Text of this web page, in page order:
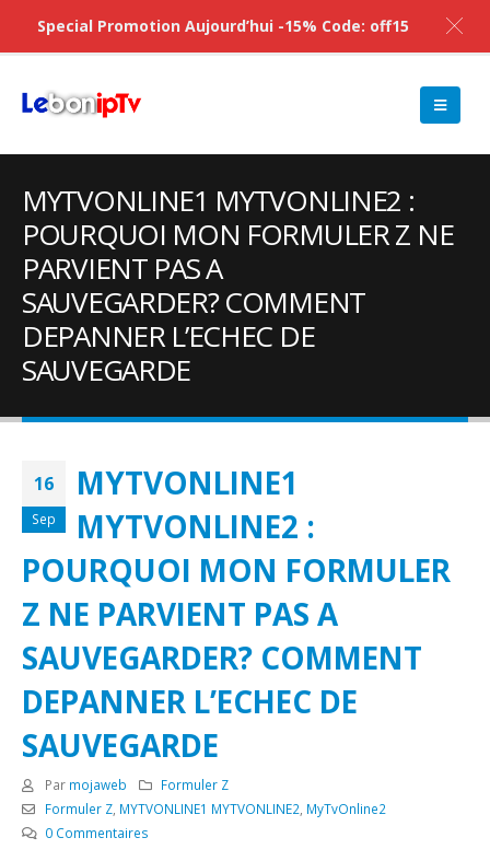
MYTVONLINE1 MYTVONLINE2 :
POURQUOI MON FORMULER Z NE
PARVIENT PAS A
SAUVEGARDER? COMMENT
DEPANNER L’ECHEC DE
SAUVEGARDE
16
Sep
MYTVONLINE1
MYTVONLINE2 :
POURQUOI MON FORMULER
Z NE PARVIENT PAS A
SAUVEGARDER? COMMENT
DEPANNER L’ECHEC DE
SAUVEGARDE
Par mojaweb
Formuler Z
Formuler Z, MYTVONLINE1 MYTVONLINE2 MyTvOnline2
0 Commentaires
Special Promotion Aujourd’hui -15% Code: off15